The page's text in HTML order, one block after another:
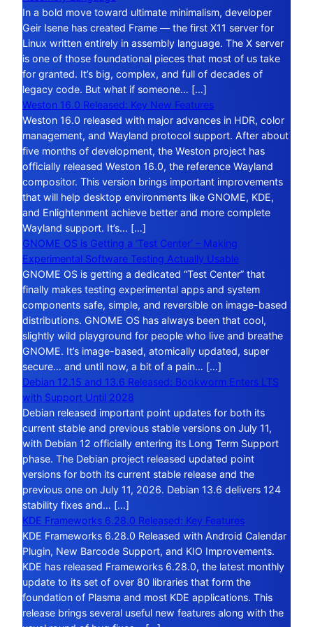
In a bold move toward ultimate minimalism, developer
Geir Isene has created Frame — the first X11 server for
Linux written entirely in assembly language. The X server
is one of those foundational pieces that most of us take
for granted. It’s big, complex, and full of decades of
legacy code. But what if someone… […]
Weston 16.0 Released: Key New Features
Weston 16.0 released with major advances in HDR, color
management, and Wayland protocol support. After about
five months of development, the Weston project has
officially released Weston 16.0, the reference Wayland
compositor. This version brings important improvements
that will help desktop environments like GNOME, KDE,
and Enlightenment achieve better and more complete
Wayland support. It’s… […]
GNOME OS is Getting a ‘Test Center’ – Making
Experimental Software Testing Actually Usable
GNOME OS is getting a dedicated “Test Center” that
finally makes testing experimental apps and system
components safe, simple, and reversible on image-based
distributions. GNOME OS has always been that cool,
slightly wild playground for people who live and breathe
GNOME. It’s image-based, atomically updated, super
secure… and until now, a bit of a pain… […]
Debian 12.15 and 13.6 Released: Bookworm Enters LTS
with Support Until 2028
Debian released important point updates for both its
current stable and previous stable versions on July 11,
with Debian 12 officially entering its Long Term Support
phase. The Debian project released updated point
versions for both its current stable release and the
previous one on July 11, 2026. Debian 13.6 delivers 124
stability fixes and… […]
KDE Frameworks 6.28.0 Released: Key Features
KDE Frameworks 6.28.0 Released with Android Calendar
Plugin, New Barcode Support, and KIO Improvements.
KDE has released Frameworks 6.28.0, the latest monthly
update to its set of over 80 libraries that form the
foundation of Plasma and most KDE applications. This
release brings several useful new features along with the